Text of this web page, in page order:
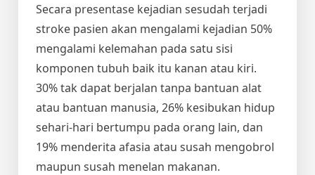
Secara presentase kejadian sesudah terjadi
stroke pasien akan mengalami kejadian 50%
mengalami kelemahan pada satu sisi
komponen tubuh baik itu kanan atau kiri.
30% tak dapat berjalan tanpa bantuan alat
atau bantuan manusia, 26% kesibukan hidup
sehari-hari bertumpu pada orang lain, dan
19% menderita afasia atau susah mengobrol
maupun susah menelan makanan.